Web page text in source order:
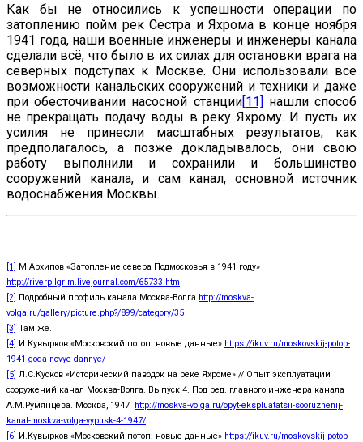
Как бы не относились к успешности операции по
затоплению пойм рек Сестра и Яхрома в конце ноября
1941 года, наши военные инженеры и инженеры канала
сделали всё, что было в их силах для остановки врага на
северных подступах к Москве. Они использовали все
возможности канальских сооружений и техники и даже
при обесточивании насосной станции[11] нашли способ
не прекращать подачу воды в реку Яхрому. И пусть их
усилия не принесли масштабных результатов, как
предполагалось, а позже докладывалось, они свою
работу выполнили и сохранили и большинство
сооружений канала, и сам канал, основной источник
водоснабжения Москвы.
[1] М.Архипов «Затопление севера Подмосковья в 1941 году»
http://riverpilgrim.livejournal.com/65733.htm
[2] Подробный профиль канала Москва-Волга http://moskva-
volga.ru/gallery/picture.php?/899/category/35
[3] Там же.
[4] И.Кувырков «Московский потоп: новые данные» https://ikuv.ru/moskovskij-potop-
1941-goda-novye-dannye/
[5] Л.С.Кусков «Исторический паводок на реке Яхроме» // Опыт эксплуатации
сооружений канал Москва-Волга. Выпуск 4. Под ред. главного инженера канала
А.М.Румянцева. Москва, 1947 http://moskva-volga.ru/opyt-ekspluatatsii-sooruzhenij-
kanal-moskva-volga-vypusk-4-1947/
[6] И.Кувырков «Московский потоп: новые данные» https://ikuv.ru/moskovskij-potop-